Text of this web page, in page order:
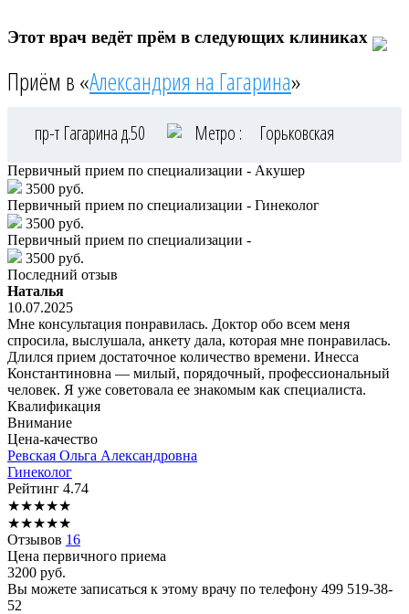
Этот врач ведёт прём в следующих клиниках
Приём в «Александрия на Гагарина»
пр-т Гагарина д.50 Метро : Горьковская
Первичный прием по специализации - Акушер
3500 руб.
Первичный прием по специализации - Гинеколог
3500 руб.
Первичный прием по специализации -
3500 руб.
Последний отзыв
Наталья
10.07.2025
Мне консультация понравилась. Доктор обо всем меня
спросила, выслушала, анкету дала, которая мне понравилась.
Длился прием достаточное количество времени. Инесса
Константиновна — милый, порядочный, профессиональный
человек. Я уже советовала ее знакомым как специалиста.
Квалификация
Внимание
Цена-качество
Ревская Ольга Александровна
Гинеколог
Рейтинг 4.74
★★★★★
★★★★★
Отзывов 16
Цена первичного приема
3200 руб.
Вы можете записаться к этому врачу по телефону 499 519-38-
52